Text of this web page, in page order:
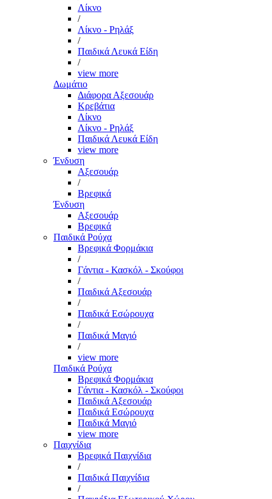
Λίκνο
/
Λίκνο - Ρηλάξ
/
Παιδικά Λευκά Είδη
/
view more
Δωμάτιο
Διάφορα Αξεσουάρ
Κρεβάτια
Λίκνο
Λίκνο - Ρηλάξ
Παιδικά Λευκά Είδη
view more
Ένδυση
Αξεσουάρ
/
Βρεφικά
Ένδυση
Αξεσουάρ
Βρεφικά
Παιδικά Ρούχα
Βρεφικά Φορμάκια
/
Γάντια - Κασκόλ - Σκούφοι
/
Παιδικά Αξεσουάρ
/
Παιδικά Εσώρουχα
/
Παιδικά Μαγιό
/
view more
Παιδικά Ρούχα
Βρεφικά Φορμάκια
Γάντια - Κασκόλ - Σκούφοι
Παιδικά Αξεσουάρ
Παιδικά Εσώρουχα
Παιδικά Μαγιό
view more
Παιχνίδια
Βρεφικά Παιχνίδια
/
Παιδικά Παιχνίδια
/